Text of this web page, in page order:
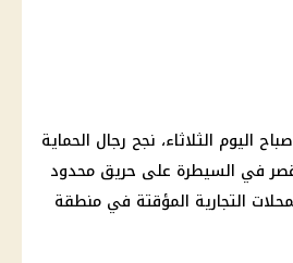
اليوم الثلاثاء، نجح رجال الحماية
في السيطرة على حريق محدود
التجارية المؤقتة في منطقة